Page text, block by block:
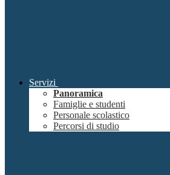
Servizi
Panoramica
Famiglie e studenti
Personale scolastico
Percorsi di studio